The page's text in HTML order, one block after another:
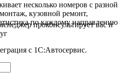
несколько номеров с разной
кузовной ремонт,
по каждому направлению
проконсультирует вас и
с 1С:Автосервис.